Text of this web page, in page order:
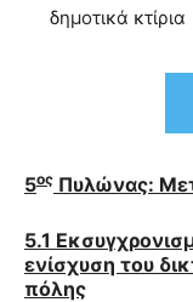
δημοτικά κτίρια
5ος Πυλώνας:
5.1
ενίσχυση του
πόλης